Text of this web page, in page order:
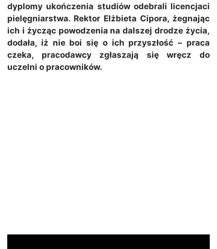
dyplomy ukończenia studiów odebrali licencjaci
pielęgniarstwa. Rektor Elżbieta Cipora, żegnając
ich i życząc powodzenia na dalszej drodze życia,
dodała, iż nie boi się o ich przyszłość – praca
czeka, pracodawcy zgłaszają się wręcz do
uczelni o pracowników.